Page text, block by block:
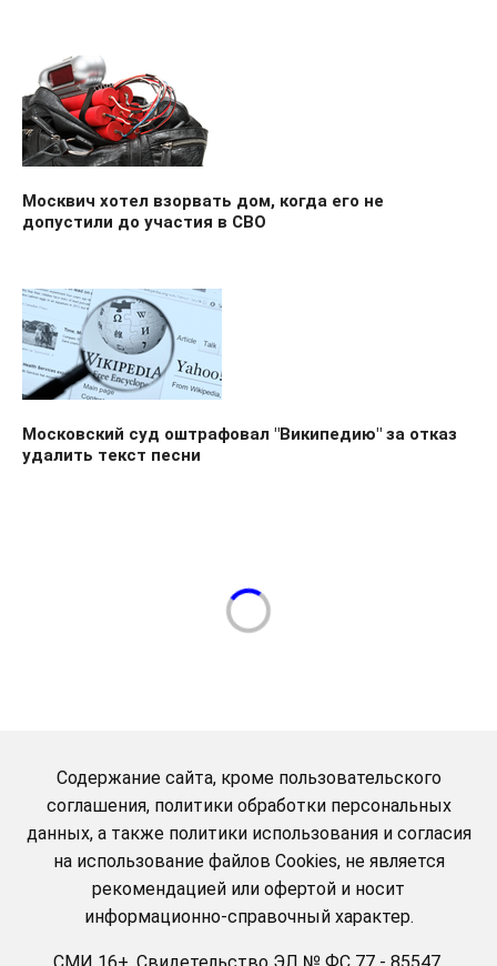
Москвич хотел взорвать дом, когда его не
допустили до участия в СВО
Московский суд оштрафовал "Википедию" за отказ
удалить текст песни
Содержание сайта, кроме пользовательского
соглашения, политики обработки персональных
данных, а также политики использования и согласия
на использование файлов Cookies, не является
рекомендацией или офертой и носит
информационно-справочный характер.
СМИ 16+ Свидетельство ЭЛ № ФС 77 - 85547.